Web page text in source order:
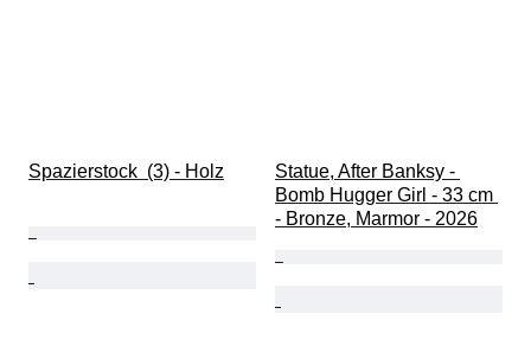
Spazierstock  (3) - Holz
Statue, After Banksy -
Bomb Hugger Girl - 33 cm
- Bronze, Marmor - 2026